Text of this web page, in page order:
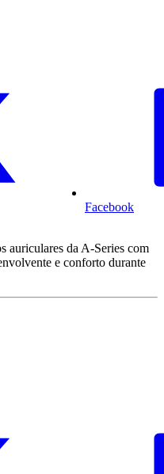
Facebook
auriculares da A-Series com
e conforto durante